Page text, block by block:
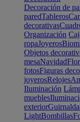
Decoración de
paredTableros
decorativas
Organización
ropaJoyeros
Objetos
mesaNavidad
fotosFiguras
joyerosRelojes
Iluminación
muebles
exterior
LightBombillas